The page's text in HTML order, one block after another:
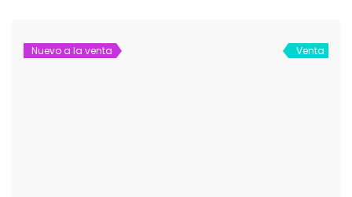
Nuevo a la venta Venta